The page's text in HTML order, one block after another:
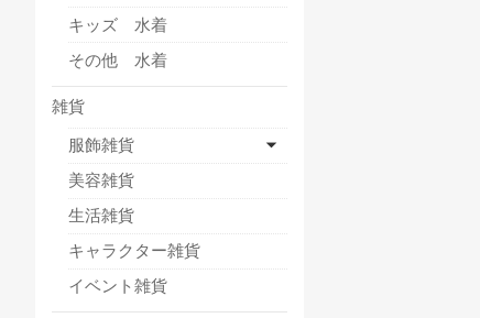
キッズ 水着
その他 水着
雑貨
服飾雑貨
美容雑貨
生活雑貨
キャラクター雑貨
イベント雑貨